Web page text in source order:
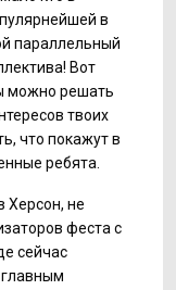
в
параллельный
Вот
можно решать
твоих
что покажут в
ребята.
Херсон, не
феста с
сейчас